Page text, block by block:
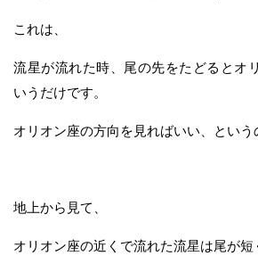
これは、
流星が流れた時、尾の先をたどるとオ
いうだけです。
オリオン座の方向を見ればいい、という
地上から見て、
オリオン座の近くで流れた流星は尾が短